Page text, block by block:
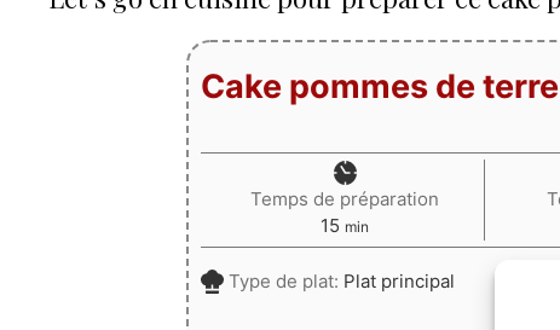
Cake pommes de
Temps de préparation
15 minutes
min
Type de plat: Plat principal